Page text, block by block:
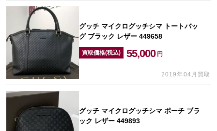
グッチ マイクログッチシマ トートバッ
グ ブラック レザー 449658
買取価格(税込) 55,000 円
2019年04月買取
グッチ マイクログッチシマ ポーチ ブラ
ック レザー 449893